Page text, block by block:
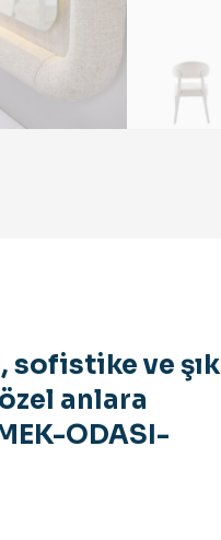
sofistike ve şık
anlara
ODASI-